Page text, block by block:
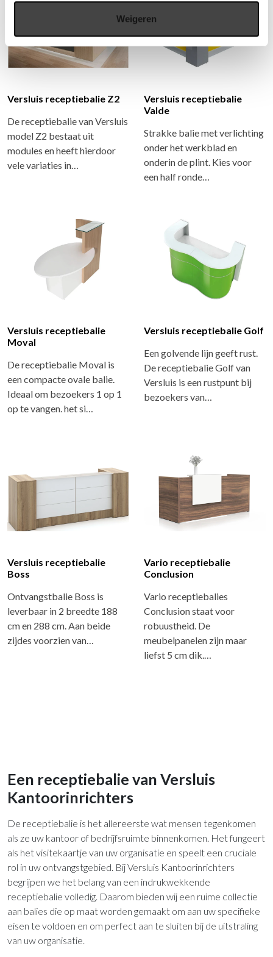
Weigeren
Versluis receptiebalie Z2
De receptiebalie van Versluis
model Z2 bestaat uit
modules en heeft hierdoor
vele variaties in…
Versluis receptiebalie
Valde
Strakke balie met verlichting
onder het werkblad en
onderin de plint. Kies voor
een half ronde…
Versluis receptiebalie
Moval
De receptiebalie Moval is
een compacte ovale balie.
Ideaal om bezoekers 1 op 1
op te vangen. het si…
Versluis receptiebalie Golf
Een golvende lijn geeft rust.
De receptiebalie Golf van
Versluis is een rustpunt bij
bezoekers van…
Versluis receptiebalie
Boss
Ontvangstbalie Boss is
leverbaar in 2 breedte 188
cm en 288 cm. Aan beide
zijdes voorzien van…
Vario receptiebalie
Conclusion
Vario receptiebalies
Conclusion staat voor
robuustheid. De
meubelpanelen zijn maar
liefst 5 cm dik.…
Een receptiebalie van Versluis
Kantoorinrichters
De receptiebalie is het allereerste wat mensen tegenkomen
als ze uw kantoor of bedrijfsruimte binnenkomen. Het fungeert
als het visitekaartje van uw organisatie en speelt een cruciale
rol in uw ontvangstgebied. Bij Versluis Kantoorinrichters
begrijpen we het belang van een indrukwekkende
receptiebalie volledig. Daarom bieden wij een ruime collectie
aan balies die op maat worden gemaakt om aan uw specifieke
eisen te voldoen en om perfect aan te sluiten bij de uitstraling
van uw organisatie.